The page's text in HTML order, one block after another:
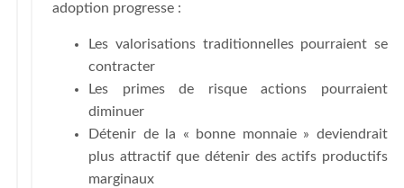
adoption progresse :
Les valorisations traditionnelles pourraient se
contracter
Les primes de risque actions pourraient
diminuer
Détenir de la « bonne monnaie » deviendrait
plus attractif que détenir des actifs productifs
marginaux